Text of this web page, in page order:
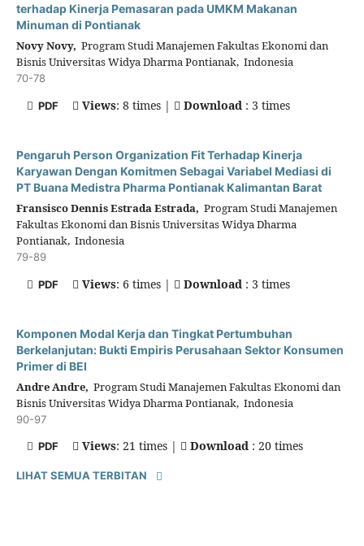
terhadap Kinerja Pemasaran pada UMKM Makanan
Minuman di Pontianak
Novy Novy, Program Studi Manajemen Fakultas Ekonomi dan
Bisnis Universitas Widya Dharma Pontianak, Indonesia
70-78
PDF Views: 8 times | Download : 3 times
Pengaruh Person Organization Fit Terhadap Kinerja
Karyawan Dengan Komitmen Sebagai Variabel Mediasi di
PT Buana Medistra Pharma Pontianak Kalimantan Barat
Fransisco Dennis Estrada Estrada, Program Studi Manajemen
Fakultas Ekonomi dan Bisnis Universitas Widya Dharma
Pontianak, Indonesia
79-89
PDF Views: 6 times | Download : 3 times
Komponen Modal Kerja dan Tingkat Pertumbuhan
Berkelanjutan: Bukti Empiris Perusahaan Sektor Konsumen
Primer di BEI
Andre Andre, Program Studi Manajemen Fakultas Ekonomi dan
Bisnis Universitas Widya Dharma Pontianak, Indonesia
90-97
PDF Views: 21 times | Download : 20 times
LIHAT SEMUA TERBITAN